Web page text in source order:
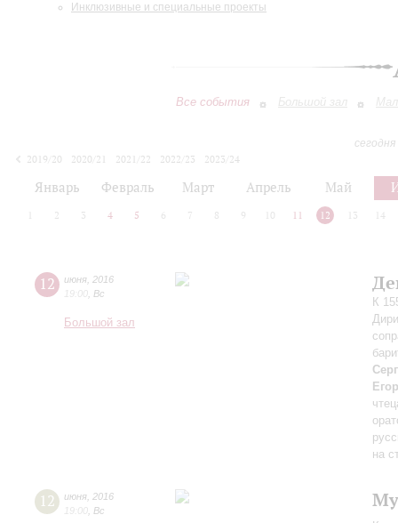
Инклюзивные и специальные проекты
Все события Большой зал
2019/20
2020/21 2021/22 2022/23
2023/24
Январь Февраль Март Апрель Май
2 3 4 5 6 7 8 9 10 11 12 13 14
12 июня 2016
19:00 Вс
Большой зал
К
на
12 июня 2016
19:00 Вс